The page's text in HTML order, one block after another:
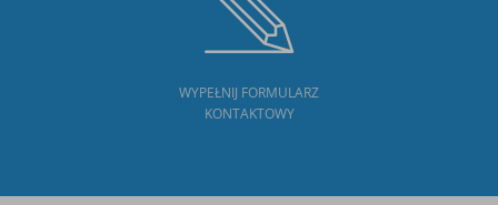
WYPEŁNIJ FORMULARZ
KONTAKTOWY